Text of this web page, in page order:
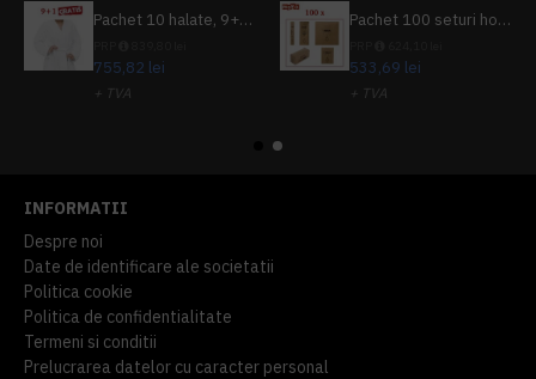
Pachet 10 halate, 9+1 gratuit
755,82 lei
+ TVA
Pachet 100 seturi hoteliere, set dentar, set barbierit, casca de dus, pila unghii, set cusut
533,69 lei
+ TVA
INFORMATII
Despre noi
Date de identificare ale societatii
Politica cookie
Politica de confidentialitate
Termeni si conditii
Prelucrarea datelor cu caracter personal